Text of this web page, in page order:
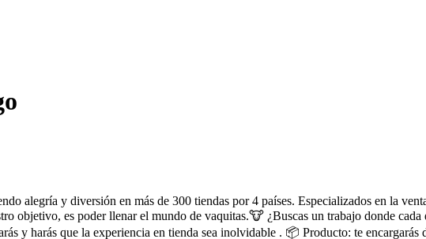
y diversión en más de 300 tiendas por 4 países. Especializados en la
objetivo, es poder llenar el mundo de vaquitas.🐮 ¿Buscas un trabajo donde
y harás que la experiencia en tienda sea inolvidable . 📦 Producto: te encargarás